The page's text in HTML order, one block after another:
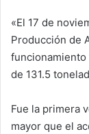
«El 17 de
Producción de
funcionamiento
de 131.5
Fue la primera
mayor que el